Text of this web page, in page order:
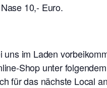
10,- Euro.
im Laden
Shop unter
für das nächste Local